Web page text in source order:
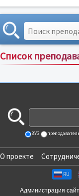
Список
ВУЗ
О проекте
RU
Администрация